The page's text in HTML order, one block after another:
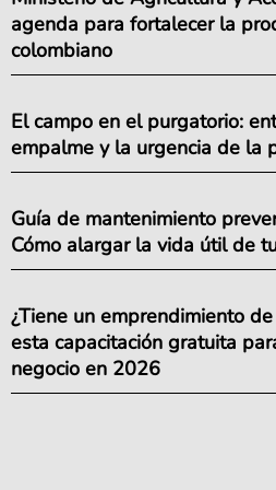
agenda para fortalecer la
colombiano
El campo en el purgatorio:
empalme y la urgencia de la
Guía de mantenimiento
Cómo alargar la vida útil de
¿Tiene un emprendimiento
esta capacitación gratuita
negocio en 2026